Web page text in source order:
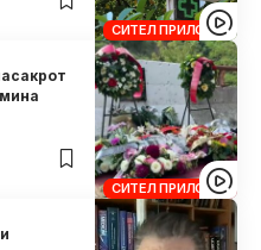
СИТЕЛ ПРИЛОЗИ
СИТЕЛ ПРИЛОЗИ